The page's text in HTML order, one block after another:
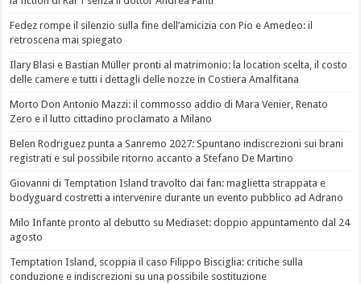
Fedez rompe il silenzio sulla fine dell’amicizia con Pio e Amedeo: il
retroscena mai spiegato
Ilary Blasi e Bastian Müller pronti al matrimonio: la location scelta, il costo
delle camere e tutti i dettagli delle nozze in Costiera Amalfitana
Morto Don Antonio Mazzi: il commosso addio di Mara Venier, Renato
Zero e il lutto cittadino proclamato a Milano
Belen Rodriguez punta a Sanremo 2027: Spuntano indiscrezioni sui brani
registrati e sul possibile ritorno accanto a Stefano De Martino
Giovanni di Temptation Island travolto dai fan: maglietta strappata e
bodyguard costretti a intervenire durante un evento pubblico ad Adrano
Milo Infante pronto al debutto su Mediaset: doppio appuntamento dal 24
agosto
Temptation Island, scoppia il caso Filippo Bisciglia: critiche sulla
conduzione e indiscrezioni su una possibile sostituzione